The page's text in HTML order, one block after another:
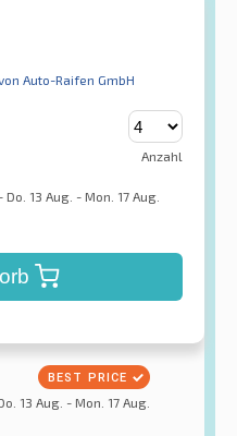
Auto-Raifen GmbH
Anzahl
13 Aug. - Mon. 17 Aug.
13 Aug. - Mon. 17 Aug.